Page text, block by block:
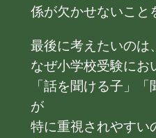
係が欠かせないこと
最後に考えたいのは、
なぜ小学校受験にお
「話を聞ける子」「
が
特に重視されやすい